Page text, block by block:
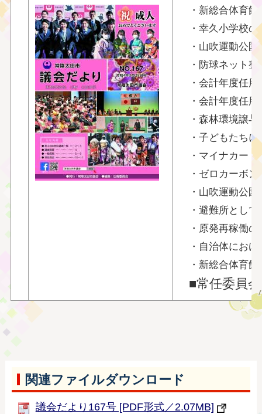
・新総合体育館
・幸久小学校の
・山吹運動公園
・防球ネット整
・会計年度任用
・会計年度任用
・森林環境譲与
・子どもたち
・マイナカード
・ゼロカーボン
・山吹運動公園
・避難所として
・原発再稼働の
・自治体におけ
・新総合体育
■常任委員会
関連ファイルダウンロード
議会だより167号 [PDF形式／2.07MB]